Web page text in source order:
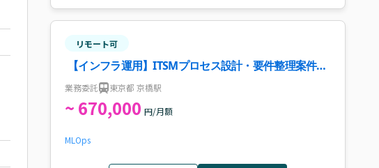
リモート可
【インフラ運用】ITSMプロセス設計・要件整理案件・
求人
業務委託 東京都 京橋駅
~ 670,000 円/月額
MLOps